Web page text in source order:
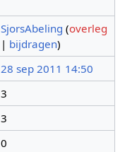
SjorsAbeling (overleg
| bijdragen)
28 sep 2011 14:50
3
3
0